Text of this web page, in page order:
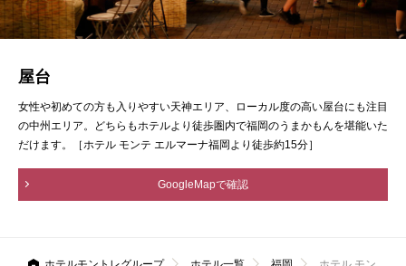
屋台
女性や初めての方も入りやすい天神エリア、ローカル度の高い屋台にも注目
の中州エリア。どちらもホテルより徒歩圏内で福岡のうまかもんを堪能いた
だけます。［ホテル モンテ エルマーナ福岡より徒歩約15分］
GoogleMapで確認